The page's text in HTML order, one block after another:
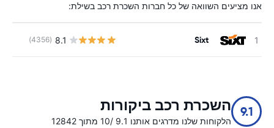
אנו מציעים השוואה של כל חברות השכרת רכב בשילת:
Sixt
8.1
(4356)
9.1 השכרת רכב ביקורות
הלקוחות שלנו מדרגים אותנו 9.1 /10 מתוך 12842